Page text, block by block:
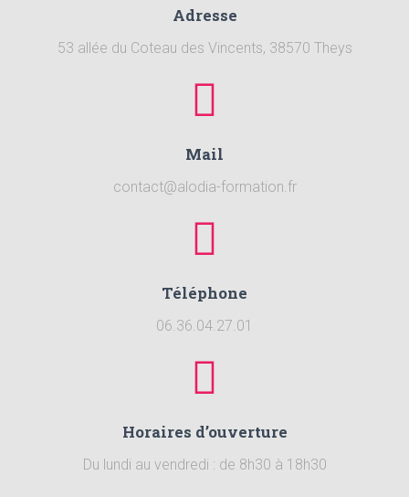
Adresse
53 allée du Coteau des Vincents, 38570 Theys
Mail
contact@alodia-formation.fr
Téléphone
06.36.04.27.01
Horaires d’ouverture
Du lundi au vendredi : de 8h30 à 18h30